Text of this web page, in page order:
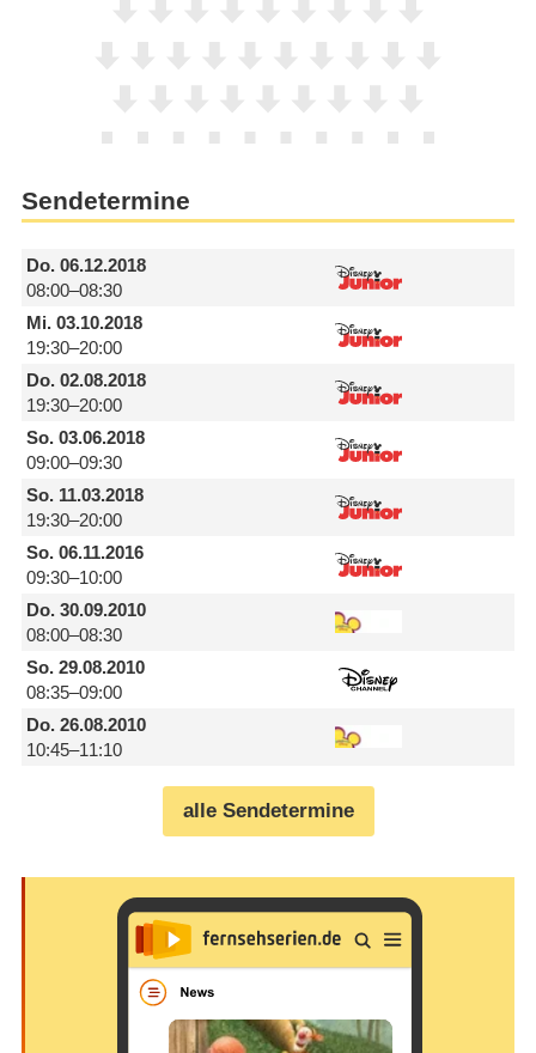
Sendetermine
Do.06.12.2018
08:00–08:30
Mi.03.10.2018
19:30–20:00
Do.02.08.2018
19:30–20:00
So.03.06.2018
09:00–09:30
So.11.03.2018
19:30–20:00
So.06.11.2016
09:30–10:00
Do.30.09.2010
08:00–08:30
So.29.08.2010
08:35–09:00
Do.26.08.2010
10:45–11:10
alle Sendetermine